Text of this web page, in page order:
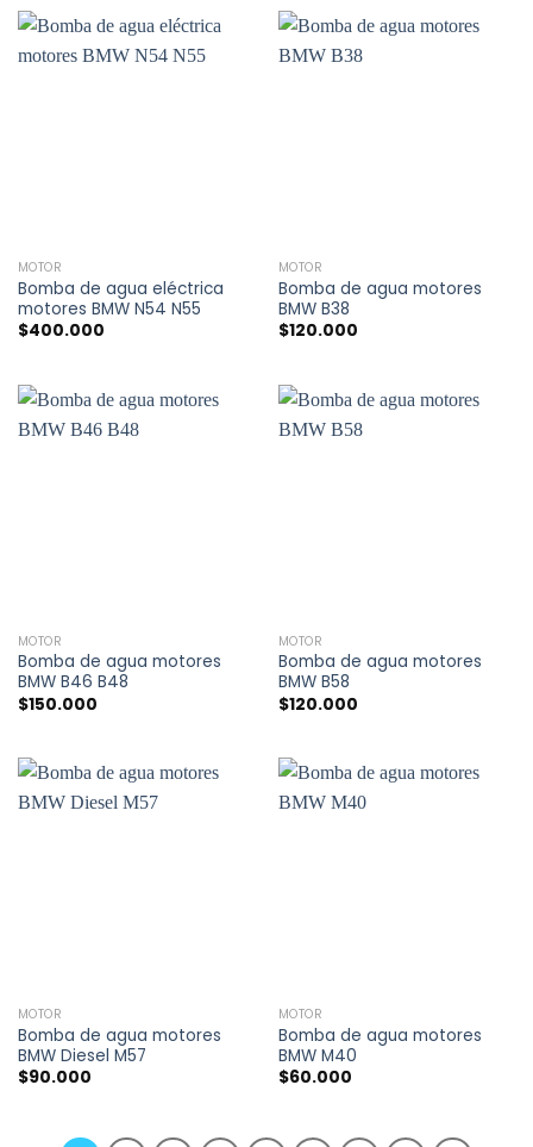
MOTOR
Bomba de agua eléctrica
motores BMW N54 N55
$400.000
MOTOR
Bomba de agua motores
BMW B38
$120.000
MOTOR
Bomba de agua motores
BMW B46 B48
$150.000
MOTOR
Bomba de agua motores
BMW B58
$120.000
MOTOR
Bomba de agua motores
BMW Diesel M57
$90.000
MOTOR
Bomba de agua motores
BMW M40
$60.000